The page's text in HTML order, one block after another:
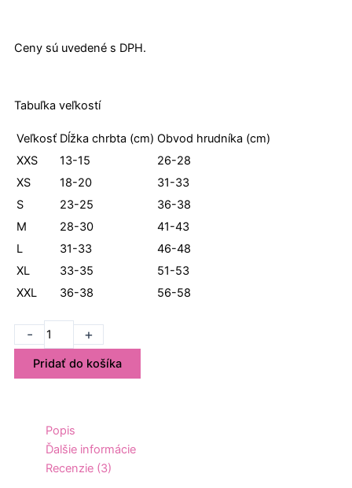
Ceny sú uvedené s DPH.
Tabuľka veľkostí
Veľkosť Dĺžka chrbta (cm) Obvod hrudníka (cm)
XXS
13-15
26-28
XS
18-20
31-33
S
23-25
36-38
M
28-30
41-43
L
31-33
46-48
XL
33-35
51-53
XXL
36-38 56-58
-
množstvo
Košeľa
Trendy
zásob)
červená
+
Pridať do košíka
Popis
Ďalšie informácie
Recenzie (3)